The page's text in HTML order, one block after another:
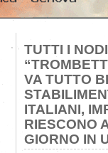
TUTTI I
VA TUTTO
ITALIANI,
RIESCONO
GIORNO IN